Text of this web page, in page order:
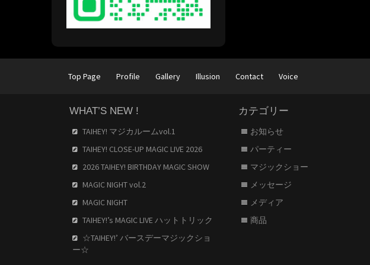
Top Page Profile Gallery Illusion Contact Voice
WHAT’S NEW !
TAIHEY! マジカルームvol.1
TAIHEY! CLOSE-UP MAGIC LIVE 2026
2026 TAIHEY! BIRTHDAY MAGIC SHOW
MAGIC NIGHT vol.2
MAGIC NIGHT
TAIHEY!’s MAGIC LIVE ハットトリック
☆TAIHEY!’ バースデーマジックショ
ー☆
カテゴリー
お知らせ
パーティー
マジックショー
メッセージ
メディア
商品